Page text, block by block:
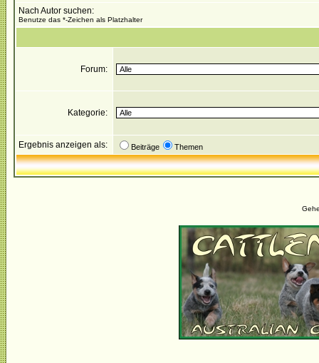
Nach Autor suchen:
Benutze das *-Zeichen als Platzhalter
Forum:
Kategorie:
Ergebnis anzeigen als: Beiträge Themen